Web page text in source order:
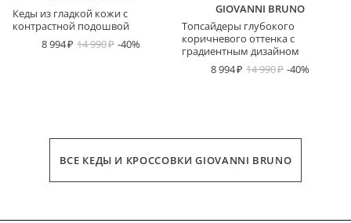
Кеды из гладкой кожи с
контрастной подошвой
8 994
14 990 -40%
GIOVANNI BRUNO
Топсайдеры глубокого
коричневого оттенка с
градиентным дизайном
8 994
14 990 -40%
ВСЕ КЕДЫ И КРОССОВКИ GIOVANNI BRUNO